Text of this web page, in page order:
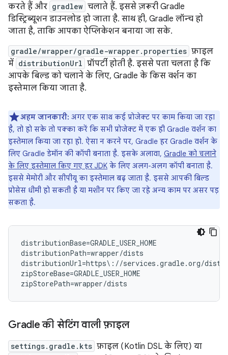
करते हैं और gradlew चलाते हैं. इससे ज़रूरी Gradle
डिस्ट्रिब्यूशन डाउनलोड हो जाता है. साथ ही, Gradle लॉन्च हो
जाता है, ताकि आपका ऐप्लिकेशन बनाया जा सके.
gradle/wrapper/gradle-wrapper.properties फ़ाइल
में distributionUrl प्रॉपर्टी होती है. इससे पता चलता है कि
आपके बिल्ड को चलाने के लिए, Gradle के किस वर्शन का
इस्तेमाल किया जाता है.
अहम जानकारी: अगर एक साथ कई प्रोजेक्ट पर काम किया जा रहा
है, तो हो सके तो पक्का करें कि सभी प्रोजेक्ट में एक ही Gradle वर्शन का
इस्तेमाल किया जा रहा हो. ऐसा न करने पर, Gradle हर Gradle वर्शन के
लिए Gradle डेमॉन की कॉपी बनाता है. इसके अलावा, Gradle को चलाने
के लिए इस्तेमाल किए गए हर JDK के लिए अलग-अलग कॉपी बनाता है.
इससे मेमोरी और सीपीयू का इस्तेमाल बढ़ जाता है. इससे आपकी बिल्ड
प्रोसेस धीमी हो सकती है या मशीन पर किए जा रहे अन्य काम पर असर पड़
सकता है.
distributionBase=GRADLE_USER_HOME
distributionPath=wrapper/dists
distributionUrl=https\://services.gradle.org/
zipStoreBase=GRADLE_USER_HOME
Gradle की सेटिंग वाली फ़ाइल
settings.gradle.kts फ़ाइल (Kotlin DSL के लिए) या